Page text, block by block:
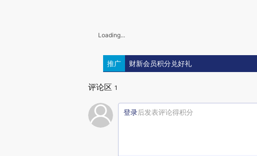
Loading...
推广 财新会员积分兑好礼
评论区 1
登录后发表评论得积分